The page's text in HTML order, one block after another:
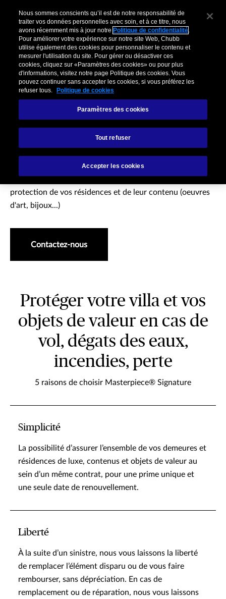
Assurance Clientèle
Privée
protection de vos résidences et de leur contenu (oeuvres
d'art, bijoux...)
Contactez-nous
Protéger votre villa et vos
objets de valeur en cas de
vol, dégats des eaux,
incendies, perte
5 raisons de choisir Masterpiece® Signature
Simplicité
La possibilité d’assurer l’ensemble de vos demeures et
résidences de luxe, contenus et objets de valeur au
sein d’un même contrat, pour une prime unique et
une seule date de renouvellement.
Liberté
À la suite d’un sinistre, nous vous laissons la liberté
de remplacer l’élément disparu ou de vous faire
rembourser, sans dépréciation. En cas de
remplacement ou de réparation, nous vous laissons
Nous sommes conscients qu’il est de notre responsabilité de
traiter vos données personnelles avec soin, et à ce titre, nous
avons récemment mis à jour notre Politique de confidentialité.
Pour améliorer votre expérience sur notre site Web, Chubb
utilise également des cookies pour personnaliser le contenu et
mesurer l'utilisation du site. Pour gérer ou désactiver ces
cookies, cliquez sur «Paramètres des cookies» ou pour plus
d'informations, visitez notre page Politique des cookies. Vous
pouvez continuer sans accepter les cookies, si vous préférez les
refuser tous.
Politique de cookies
Paramètres des cookies
Tout refuser
Accepter les cookies